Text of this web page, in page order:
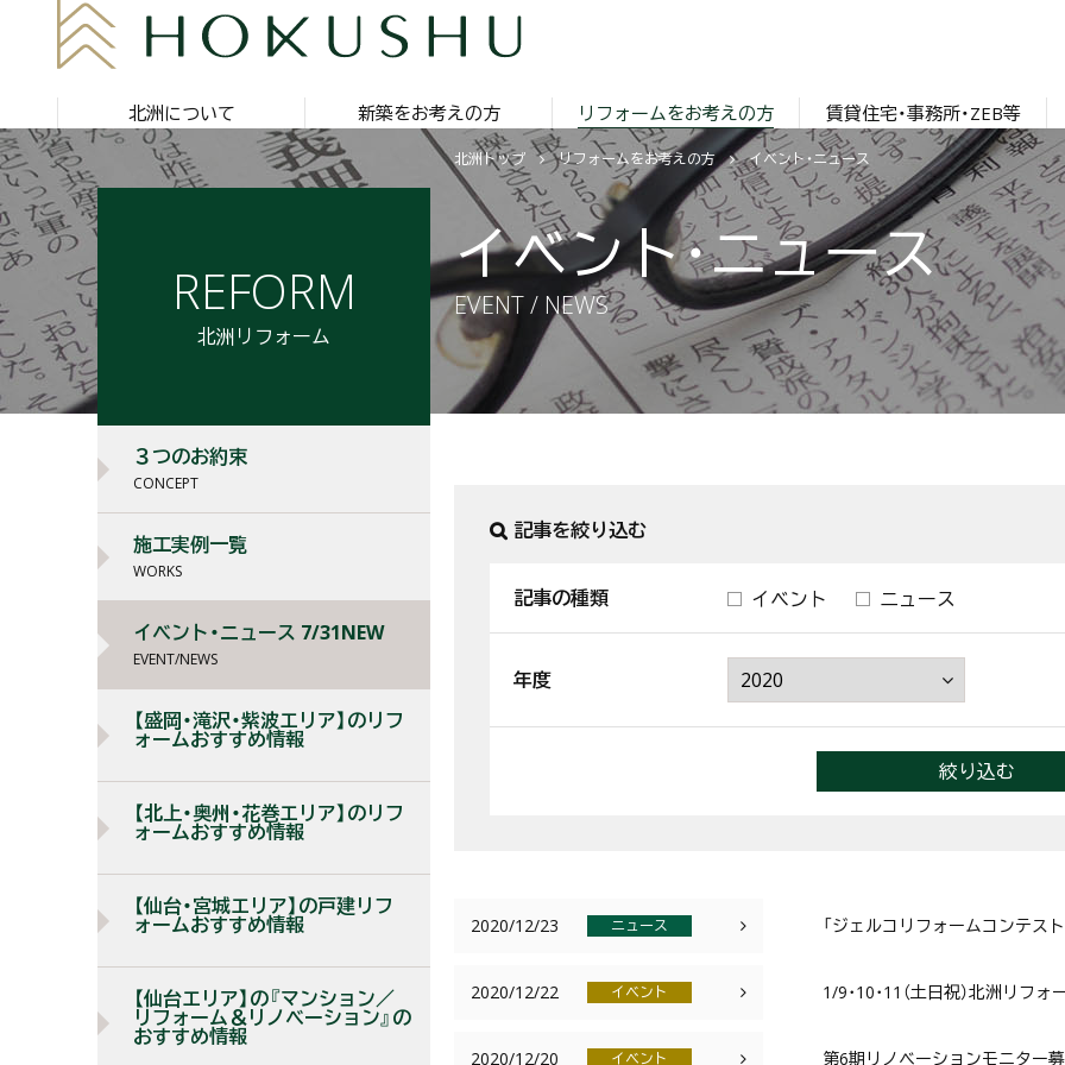
北洲について 新築をお考えの方 リフォームをお考えの方 賃貸住宅・事務所・ZEB等
北洲トップ リフォームをお考えの方 イベント・ニュース
イベント・ニュース
EVENT / NEWS
記事を絞り込む
記事の種類 イベント ニュース
年度
絞り込む
2020/12/23 ニュース 「ジェルコリフォームコンテス
2020/12/22 イベント 1/9･10･11（土日祝）北洲リフォ
2020/12/20 イベント 第6期リノベーションモニター
REFORM
北洲リフォーム
３つのお約束
CONCEPT
施工実例一覧
WORKS
イベント・ニュース 7/31NEW
EVENT/NEWS
【盛岡・滝沢・紫波エリア】のリフ
ォームおすすめ情報
【北上・奥州・花巻エリア】のリフ
ォームおすすめ情報
【仙台・宮城エリア】の戸建リフ
ォームおすすめ情報
【仙台エリア】の『マンション／
リフォーム＆リノベーション』の
おすすめ情報